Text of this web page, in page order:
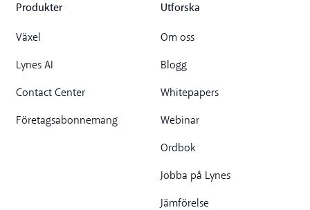
Produkter
Växel
Lynes AI
Contact Center
Företagsabonnemang
Utforska
Om oss
Blogg
Whitepapers
Webinar
Ordbok
Jobba på Lynes
Jämförelse